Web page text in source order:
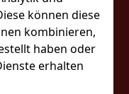
können diese
kombinieren,
haben oder
erhalten
MIT